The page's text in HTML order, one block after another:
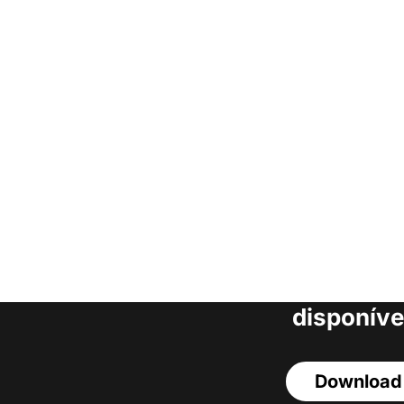
Download